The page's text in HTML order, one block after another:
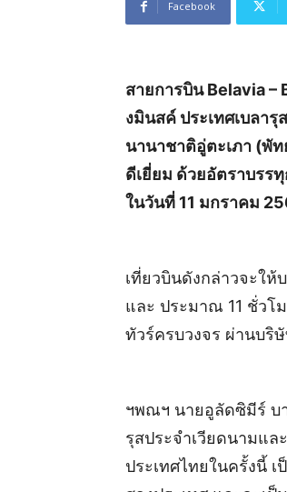
Facebook
สายการบิน Belavia –
งมินสค์ ประเทศเบลา
นานาชาติอู่ตะเภา (พั
ดีเยี่ยม ด้วยอัตราบรร
ในวันที่ 11 มกราคม
เที่ยวบินดังกล่าวจะให้
และ ประมาณ 11 ชั่วโ
ทัวร์ครบวงจร ผ่านบริ
ฯพณฯ นายอูลัดซิมีร์ บ
รุสประจำเวียดนามแล
ประเทศไทยในครั้งนี้